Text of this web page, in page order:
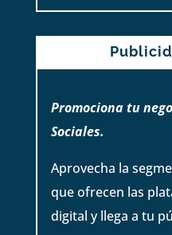
Promociona tu
Sociales.
Aprovecha la
que ofrecen las
digital y llega a tu